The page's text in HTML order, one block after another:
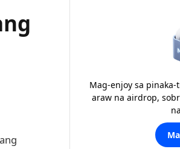
Mag-enjoy sa
araw na airdrop,